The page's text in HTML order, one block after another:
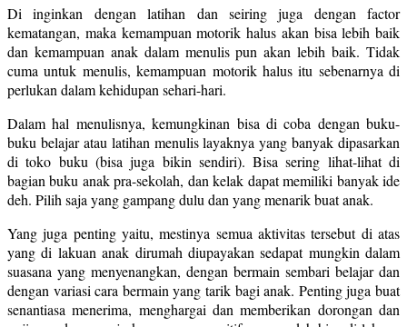
Di inginkan dengan latihan dan seiring juga dengan factor
kematangan, maka kemampuan motorik halus akan bisa lebih baik
dan kemampuan anak dalam menulis pun akan lebih baik. Tidak
cuma untuk menulis, kemampuan motorik halus itu sebenarnya di
perlukan dalam kehidupan sehari-hari.
Dalam hal menulisnya, kemungkinan bisa di coba dengan buku-
buku belajar atau latihan menulis layaknya yang banyak dipasarkan
di toko buku (bisa juga bikin sendiri). Bisa sering lihat-lihat di
bagian buku anak pra-sekolah, dan kelak dapat memiliki banyak ide
deh. Pilih saja yang gampang dulu dan yang menarik buat anak.
Yang juga penting yaitu, mestinya semua aktivitas tersebut di atas
yang di lakuan anak dirumah diupayakan sedapat mungkin dalam
suasana yang menyenangkan, dengan bermain sembari belajar dan
dengan variasi cara bermain yang tarik bagi anak. Penting juga buat
senantiasa menerima, menghargai dan memberikan dorongan dan